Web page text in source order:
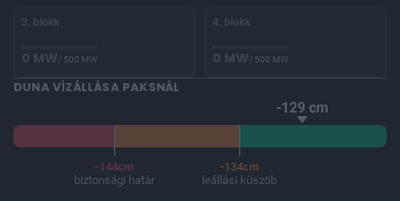
3. blokk
0 MW/ 500 MW
4. blokk
0 MW/ 500 MW
DUNA VÍZÁLLÁSA PAKSNÁL
-129 cm
-144cm
biztonsági határ
-134cm
leállási küszöb